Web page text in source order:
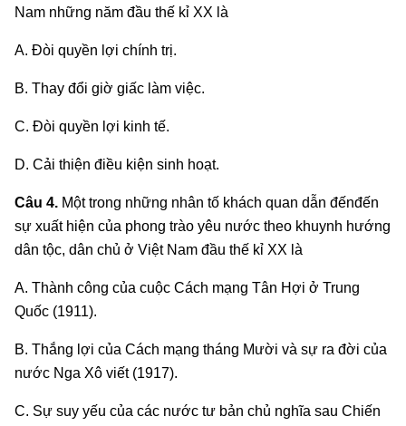
Nam những năm đầu thế kỉ XX là
A. Đòi quyền lợi chính trị.
B. Thay đổi giờ giấc làm việc.
C. Đòi quyền lợi kinh tế.
D. Cải thiện điều kiện sinh hoạt.
Câu 4. Một trong những nhân tố khách quan dẫn đếnđến
sự xuất hiện của phong trào yêu nước theo khuynh hướng
dân tộc, dân chủ ở Việt Nam đầu thế kỉ XX là
A. Thành công của cuộc Cách mạng Tân Hợi ở Trung
Quốc (1911).
B. Thắng lợi của Cách mạng tháng Mười và sự ra đời của
nước Nga Xô viết (1917).
C. Sự suy yếu của các nước tư bản chủ nghĩa sau Chiến